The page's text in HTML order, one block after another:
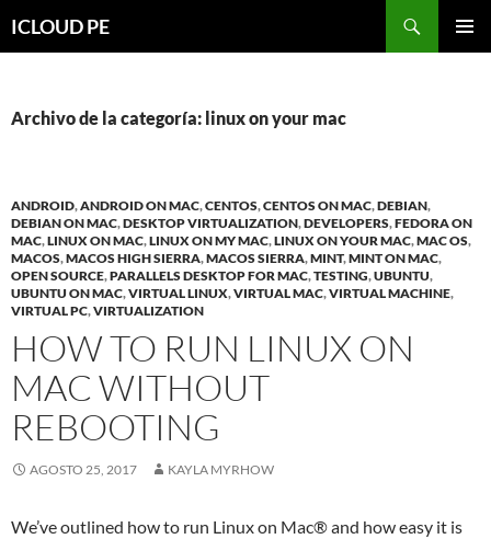
hacia
ICLOUD PE
Archivo de la categoría: linux on your mac
ANDROID,ANDROID ON MAC,CENTOS,CENTOS ON MAC,DEBIAN,
DEBIAN ON MAC,DESKTOP VIRTUALIZATION,DEVELOPERS,FEDORA ON
MAC,LINUX ON MAC,LINUX ON MY MAC,LINUX ON YOUR MAC,MAC OS,
MACOS,MACOS HIGH SIERRA,MACOS SIERRA,MINT,MINT ON MAC,
OPEN SOURCE,PARALLELS DESKTOP FOR MAC,TESTING,UBUNTU,
UBUNTU ON MAC,VIRTUAL LINUX,VIRTUAL MAC,VIRTUAL MACHINE,
VIRTUAL PC,VIRTUALIZATION
HOW TO RUN LINUX ON
MAC WITHOUT
REBOOTING
AGOSTO 25, 2017 KAYLA MYRHOW
We’ve outlined how to run Linux on Mac® and how easy it is